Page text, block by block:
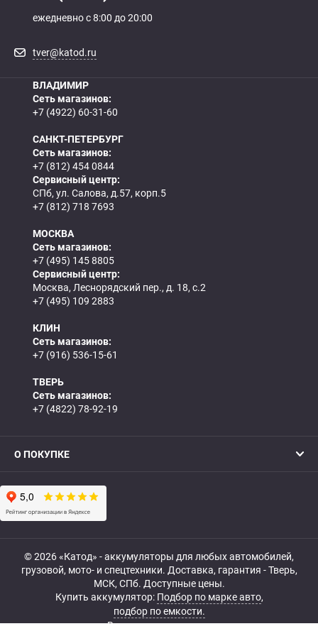
ежедневно с 8:00 до 20:00
tver@katod.ru
ВЛАДИМИР
Сеть магазинов:
+7 (4922) 60-31-60
САНКТ-ПЕТЕРБУРГ
Сеть магазинов:
+7 (812) 454 0844
Сервисный центр:
СПб, ул. Салова, д.57, корп.5
+7 (812) 718 7693
МОСКВА
Сеть магазинов:
+7 (495) 145 8805
Сервисный центр:
Москва, Леснорядский пер., д. 18, с.2
+7 (495) 109 2883
КЛИН
Сеть магазинов:
+7 (916) 536-15-61
ТВЕРЬ
Сеть магазинов:
+7 (4822) 78-92-19
О ПОКУПКЕ
© 2026 «Катод» - аккумуляторы для любых автомобилей,
грузовой, мото- и спецтехники. Доставка, гарантия - Тверь,
МСК, СПб. Доступные цены.
Купить аккумулятор: Подбор по марке авто,
подбор по емкости.
Все права защищены.